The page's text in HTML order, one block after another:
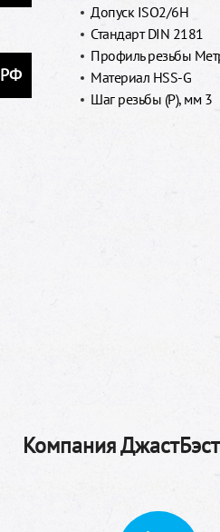
РФ
Допуск ISO2/6H
Стандарт DIN 2181
Профиль резьбы
Материал HSS-G
Шаг резьбы (P), мм 3
Компания